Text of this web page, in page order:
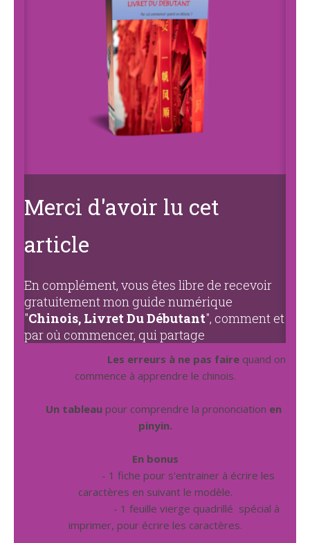
Merci d'avoir lu cet
article
En complément, vous êtes libre de recevoir
gratuitement mon guide numérique
"Chinois, Livret Du Débutant", comment et
par où commencer, qui partage
Les erreurs à ne pas faire quand on
commence à apprendre le chinois.
Un tableaupour comprendre la prononciation en
pinyin.
En bonus
- 1 fiche pour s'entrainer à écrire les
caractères en suivant le modèle.
- 1 feuille vierge quadrillé spécial à
imprimer, pour écrire les caractères.